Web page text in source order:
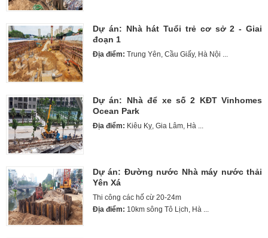
Dự án: Nhà hát Tuổi trẻ cơ sở 2 - Giai
đoạn 1
Địa điểm: Trung Yên, Cầu Giấy, Hà Nội ...
Dự án: Nhà để xe số 2 KĐT Vinhomes
Ocean Park
Địa điểm: Kiêu Kỵ, Gia Lâm, Hà ...
Dự án: Đường nước Nhà máy nước thải
Yên Xá
Thi công các hố cừ 20-24m
Địa điểm: 10km sông Tô Lịch, Hà ...